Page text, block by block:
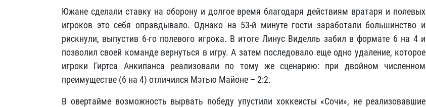
Южане сделали ставку на оборону и долгое время благодаря действиям вратаря и полевых
игроков это себя оправдывало. Однако на 53-й минуте гости заработали большинство и
рискнули, выпустив 6-го полевого игрока. В итоге Линус Виделль забил в формате 6 на 4 и
позволил своей команде вернуться в игру. А затем последовало еще одно удаление, которое
игроки Гиртса Анкипанса реализовали по тому же сценарию: при двойном численном
преимуществе (6 на 4) отличился Мэтью Майоне – 2:2.
В овертайме возможность вырвать победу упустили хоккеисты «Сочи», не реализовавшие